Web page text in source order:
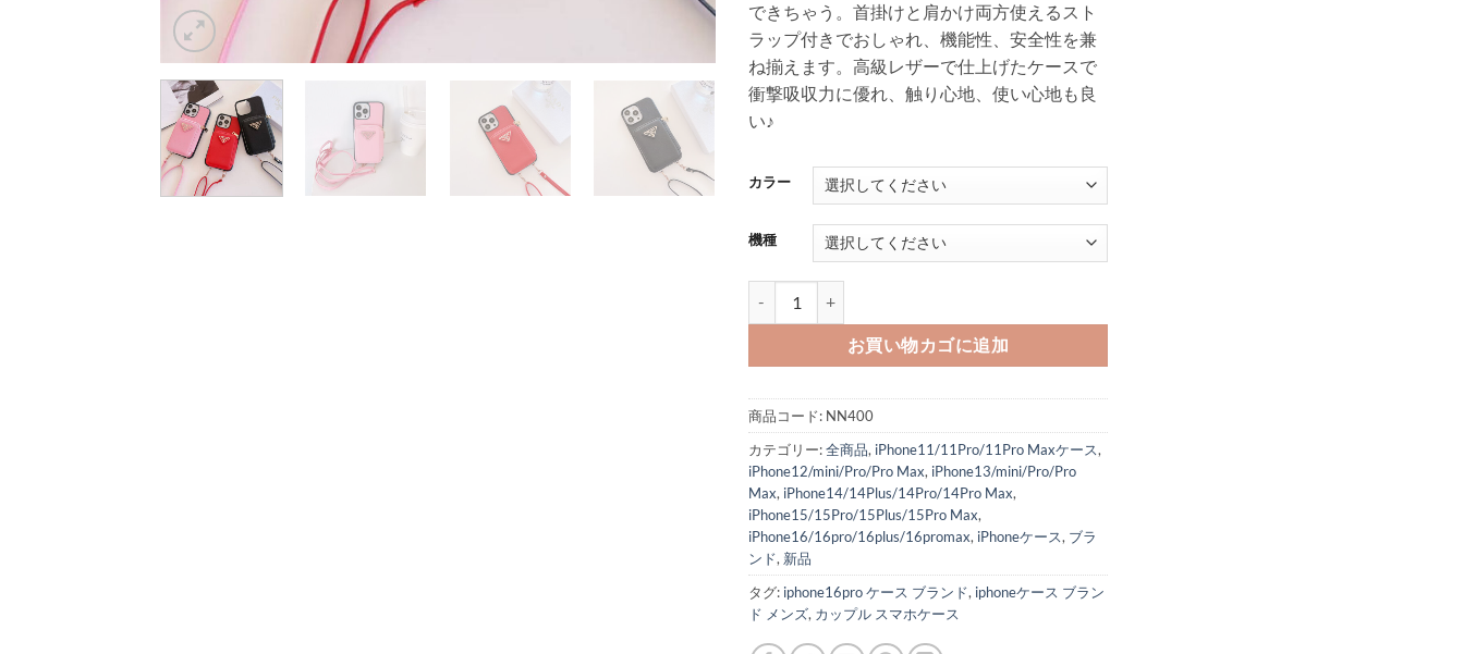
できちゃう。首掛けと肩かけ両方使えるスト
ラップ付きでおしゃれ、機能性、安全性を兼
ね揃えます。高級レザーで仕上げたケースで
衝撃吸収力に優れ、触り心地、使い心地も良
い♪
カラー
機種
お買い物カゴに追加
商品コード: NN400
カテゴリー:全商品, iPhone11/11Pro/11Pro Maxケース,
iPhone12/mini/Pro/Pro Max, iPhone13/mini/Pro/Pro
Max, iPhone14/14Plus/14Pro/14Pro Max,
iPhone15/15Pro/15Plus/15Pro Max,
iPhone16/16pro/16plus/16promax, iPhoneケース, ブラ
ンド, 新品
タグ: iphone16pro ケース ブランド, iphoneケース ブラン
ド メンズ, カップル スマホケース